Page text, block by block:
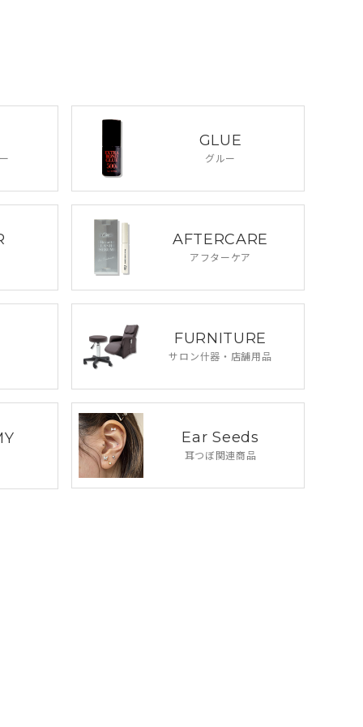
GLUE
グルー
AFTERCARE
アフターケア
FURNITURE
サロン什器・ 店舗用品
Ear Seeds
耳つぼ関連商品